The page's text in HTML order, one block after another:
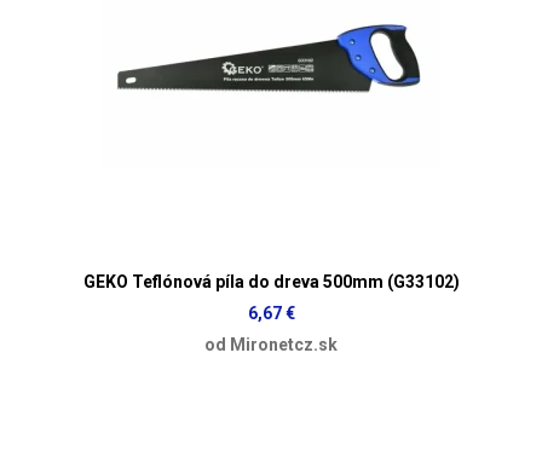
GEKO Teflónová píla do dreva 500mm (G33102)
6,67 €
od Mironetcz.sk